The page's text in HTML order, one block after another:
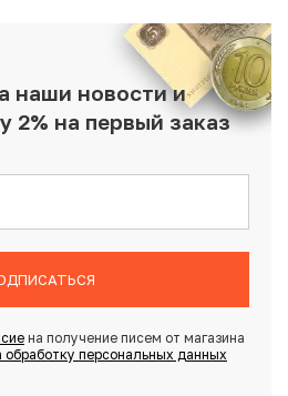
наши новости и
2% на первый заказ
на получение писем от магазина
обработку персональных данных